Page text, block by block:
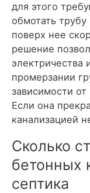
для этого
обмотать
поверх нее
решение
электричества
промерзании
зависимости
Если она
канализацией
Сколько
бетонных
септика